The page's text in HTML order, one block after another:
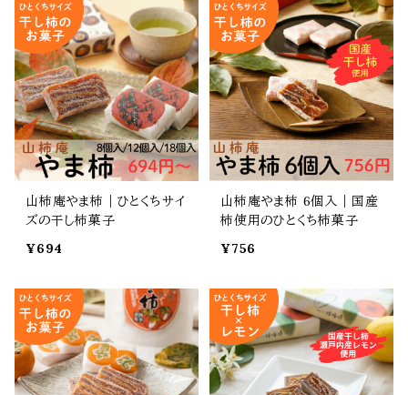
山柿庵やま柿｜ひとくちサイ
ズの干し柿菓子
¥694
山柿庵やま柿 6個入｜国産
柿使用のひとくち柿菓子
¥756